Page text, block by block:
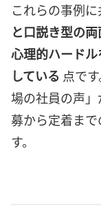
これらの事例に
と口説き型の
心理的ハード
している 点で
場の社員の声
募から定着ま
す。